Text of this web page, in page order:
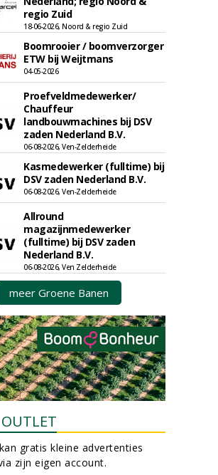
regio Zuid
18-06-2026, Noord & regio Zuid
Boomrooier / boomverzorger
ETW bij Weijtmans
04-05-2026
Proefveldmedewerker/
Chauffeur
landbouwmachines bij DSV
zaden Nederland B.V.
06-08-2026, Ven-Zelderheide
Kasmedewerker (fulltime) bij
DSV zaden Nederland B.V.
06-08-2026, Ven-Zelderheide
Allround
magazijnmedewerker
(fulltime) bij DSV zaden
Nederland B.V.
06-08-2026, Ven Zelderheide
meer Groene Banen
gratis kleine advertenties
zijn eigen account.